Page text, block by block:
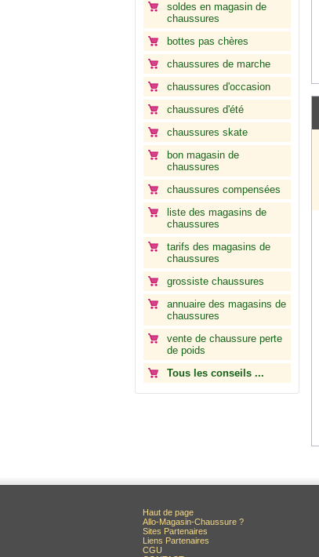
soldes en magasin de
chaussures
bottes pas chères
chaussures de marche
chaussures d'occasion
chaussures d'été
chaussures skate
bon magasin de
chaussures
chaussures compensées
liste des magasins de
chaussures
tarifs des magasins de
chaussures
grossiste chaussures
annuaire des magasins de
chaussures
vente de chaussure perte
de poids
Tous les conseils ...
Haut de page
Allo-Magasin-Chaussure ?
Sites Partenaires
Liens Partenaires
CGU